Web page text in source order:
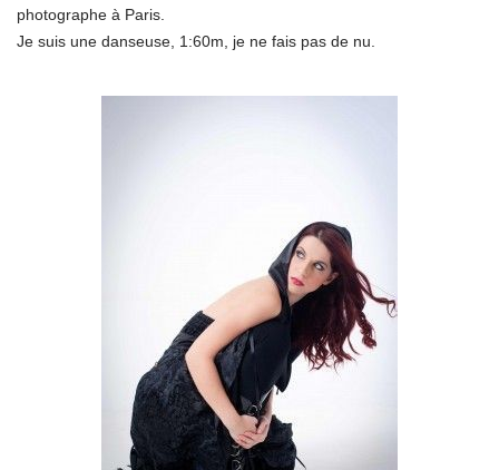
photographe à Paris.
Je suis une danseuse, 1:60m, je ne fais pas de nu.